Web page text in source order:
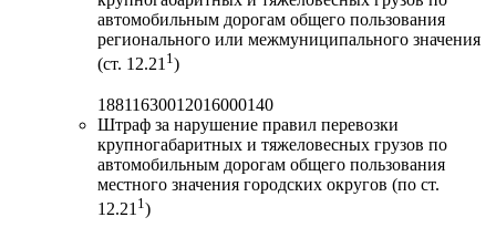
автомобильным дорогам общего пользования
регионального или межмуниципального значения
(ст. 12.211)
18811630012016000140
Штраф за нарушение правил перевозки
крупногабаритных и тяжеловесных грузов по
автомобильным дорогам общего пользования
местного значения городских округов (по ст.
12.21 1 )